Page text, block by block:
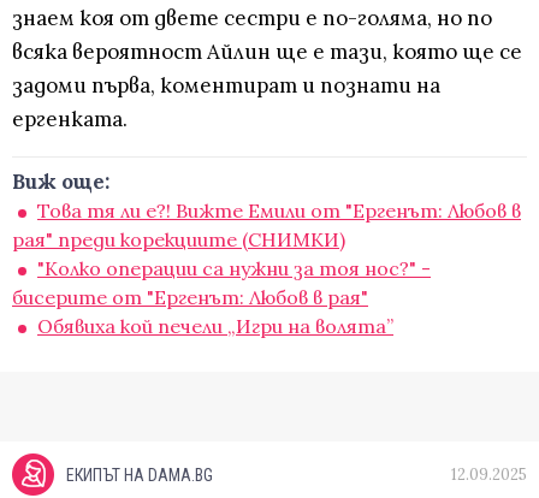
знаем коя от двете сестри е по-голяма, но по
всяка вероятност Айлин ще е тази, която ще се
задоми първа, коментират и познати на
ергенката.
Виж още:
Това тя ли е?! Вижте Емили от "Ергенът: Любов в
рая" преди корекциите (СНИМКИ)
"Колко операции са нужни за тоя нос?" -
бисерите от "Ергенът: Любов в рая"
Обявиха кой печели „Игри на волята”
ЕКИПЪТ НА DAMA.BG 12.09.2025